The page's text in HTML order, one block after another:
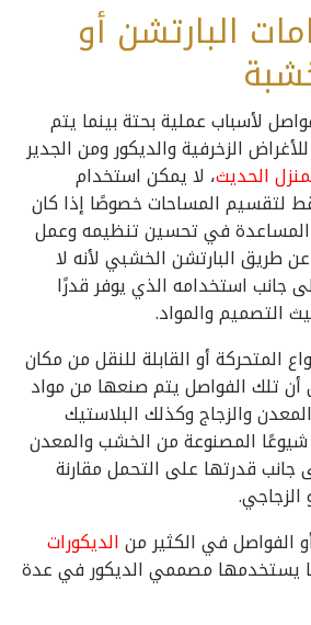
البارتشن أو
لأسباب عملية بحتة بينما يتم
الزخرفية والديكور ومن الجدير
الحديث، لا يمكن استخدام
لتقسيم المساحات خصوصًا إذا كان
المساعدة في تحسين تنظيمه وعمل
طريق البارتشن الخشبي لأنه لا
جانب استخدامه الذي يوفر قدرًا
التصميم والمواد.
المتحركة أو القابلة للنقل من مكان
أن تلك الفواصل يتم صنعها من مواد
والزجاج وكذلك البلاستيك
شيوعًا المصنوعة من الخشب والمعدن
جانب قدرتها على التحمل مقارنة
الزجاجي.
الفواصل في الكثير منالديكورات
يستخدمها مصممي الديكور في عدة